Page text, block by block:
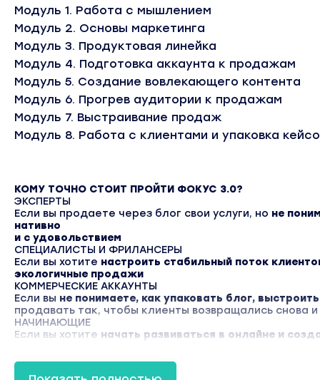
Модуль 1. Работа с мышлением
Модуль 2. Основы маркетинга
Модуль 3. Продуктовая линейка
Модуль 4. Подготовка аккаунта к продажам
Модуль 5. Создание вовлекающего контента
Модуль 6. Прогрев аудитории к продажам
Модуль 7. Выстраивание продаж
Модуль 8. Работа с клиентами и упаковка
КОМУ ТОЧНО СТОИТ ПРОЙТИ ФОКУС 3.0?
ЭКСПЕРТЫ
Если вы продаете через блог свои услуги, но не
нативно
и с удовольствием
СПЕЦИАЛИСТЫ И ФРИЛАНСЕРЫ
Если вы хотите настроить стабильный поток
экологичные продажи
КОММЕРЧЕСКИЕ АККАУНТЫ
Если вы не понимаете, как упаковать блог,
продавать так, чтобы клиенты возвращались снова и
НАЧИНАЮЩИЕ
Если вы хотите начать развиваться в онлайне и
Вы находитесь на странице товара «Татьяна